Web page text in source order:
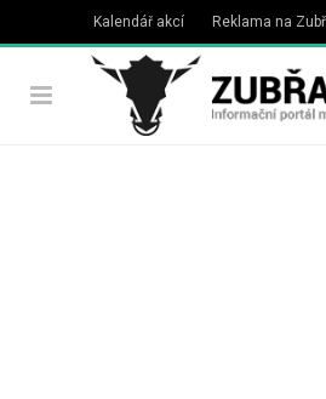
Kalendář akcí Reklama na